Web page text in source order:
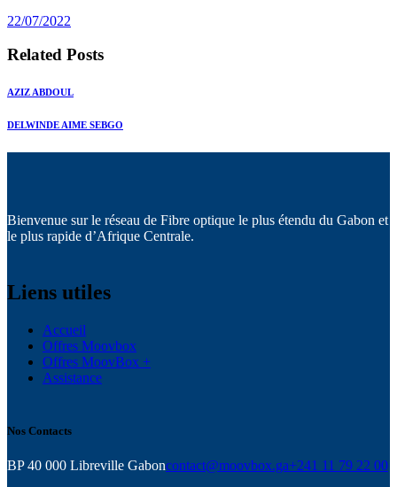
22/07/2022
Related Posts
AZIZ ABDOUL
DELWINDE AIME SEBGO
Bienvenue sur le réseau de Fibre optique le plus étendu du Gabon et
le plus rapide d’Afrique Centrale.
Liens utiles
Accueil
Offres Moovbox
Offres MoovBox +
Assistance
Nos Contacts
BP 40 000 Libreville Gaboncontact@moovbox.ga+241 11 79 22 00